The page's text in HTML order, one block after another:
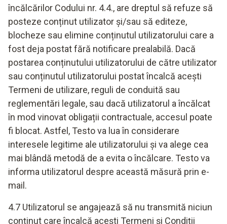
încălcărilor Codului nr. 4.4., are dreptul să refuze să
posteze conținut utilizator și/sau să editeze,
blocheze sau elimine conținutul utilizatorului care a
fost deja postat fără notificare prealabilă. Dacă
postarea conținutului utilizatorului de către utilizator
sau conținutul utilizatorului postat încalcă acești
Termeni de utilizare, reguli de conduită sau
reglementări legale, sau dacă utilizatorul a încălcat
în mod vinovat obligații contractuale, accesul poate
fi blocat. Astfel, Testo va lua în considerare
interesele legitime ale utilizatorului și va alege cea
mai blândă metodă de a evita o încălcare. Testo va
informa utilizatorul despre această măsură prin e-
mail.
4.7 Utilizatorul se angajează să nu transmită niciun
conținut care încalcă acești Termeni și Condiții